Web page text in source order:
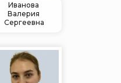
Иванова
Валерия
Сергеевна